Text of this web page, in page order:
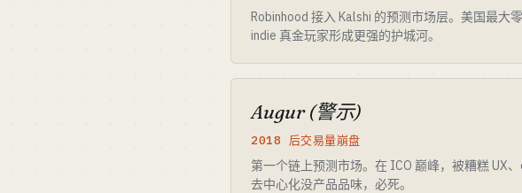
Robinhood 接入 Kalshi 的预测市场层。美国最
indie 真金玩家形成更强的护城河。
Augur (警示)
2018 后交易量崩盘
第一个链上预测市场。在 ICO 巅峰，被糟糕 UX
去中心化没产品品味，必死。